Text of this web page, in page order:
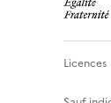
Licences